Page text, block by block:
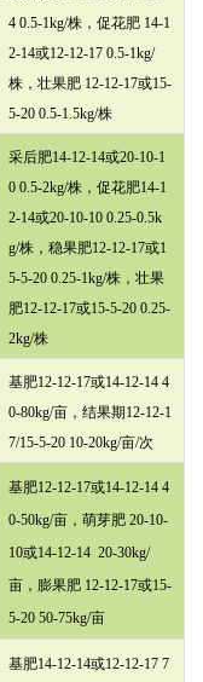
4 0.5-1kg/株，促花肥 14-1
2-14或12-12-17 0.5-1kg/
株，壮果肥 12-12-17或15-
5-20 0.5-1.5kg/株
采后肥14-12-14或20-10-1
0 0.5-2kg/株，促花肥14-1
2-14或20-10-10 0.25-0.5k
g/株，稳果肥12-12-17或1
5-5-20 0.25-1kg/株，壮果
肥12-12-17或15-5-20 0.25-
2kg/株
基肥12-12-17或14-12-14 4
0-80kg/亩，结果期12-12-1
7/15-5-20 10-20kg/亩/次
基肥12-12-17或14-12-14 4
0-50kg/亩，萌芽肥 20-10-
10或14-12-14 20-30kg/
亩，膨果肥 12-12-17或15-
5-20 50-75kg/亩
基肥14-12-14或12-12-17 7